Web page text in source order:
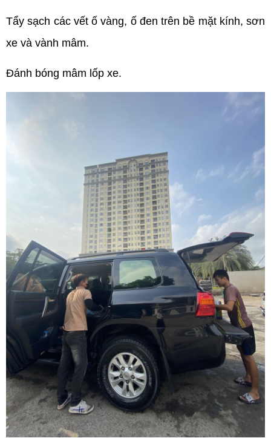
Tẩy sạch các vết ố vàng, ố đen trên bề mặt kính, sơn
xe và vành mâm.
Đánh bóng mâm lốp xe.